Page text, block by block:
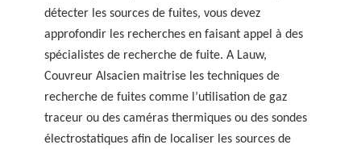
détecter les sources de fuites, vous devez
approfondir les recherches en faisant appel à des
spécialistes de recherche de fuite. A Lauw,
Couvreur Alsacien maitrise les techniques de
recherche de fuites comme l’utilisation de gaz
traceur ou des caméras thermiques ou des sondes
électrostatiques afin de localiser les sources de